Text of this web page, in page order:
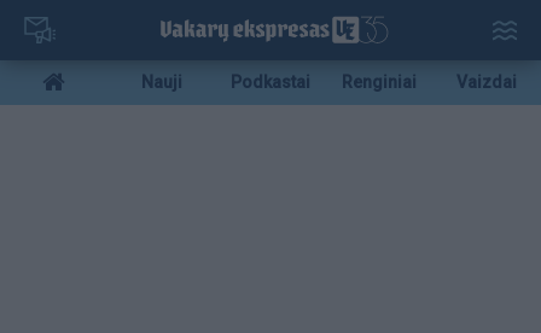
Pereiti
pagrindinį
turinį
Mobile
menu
Nauji Podkastai Renginiai Vaizdai